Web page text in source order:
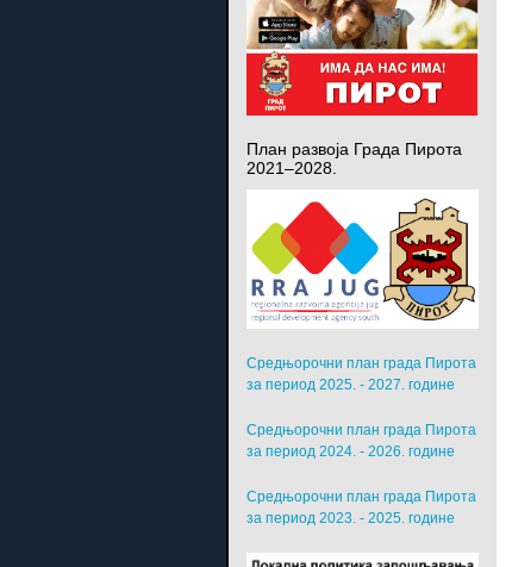
План развоја Града Пирота
2021–2028.
Средњорочни план града Пирота
за период 2025. - 2027. године
Средњорочни план града Пирота
за период 2024. - 2026. године
Средњорочни план града Пирота
за период 2023. - 2025. године